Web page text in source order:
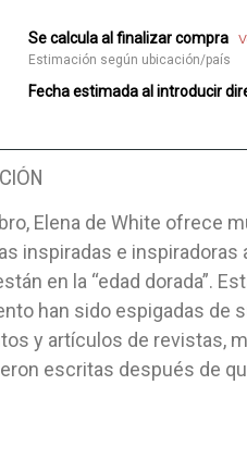
Se calcula al finalizar compra
Estimación según ubicación/país
Fecha estimada al introducir
Elena de White ofrece
inspiradas e inspiradoras
en la “edad dorada”.
han sido espigadas de
y artículos de revistas,
escritas después de